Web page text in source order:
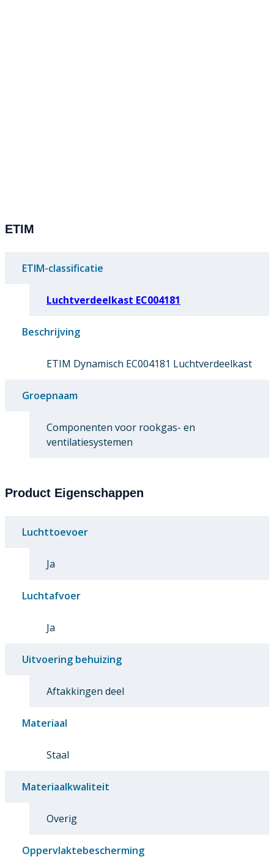
ETIM
ETIM-classificatie
Luchtverdeelkast EC004181
Beschrijving
ETIM Dynamisch EC004181 Luchtverdeelkast
Groepnaam
Componenten voor rookgas- en
ventilatiesystemen
Product Eigenschappen
Luchttoevoer
Ja
Luchtafvoer
Ja
Uitvoering behuizing
Aftakkingen deel
Materiaal
Staal
Materiaalkwaliteit
Overig
Oppervlaktebescherming